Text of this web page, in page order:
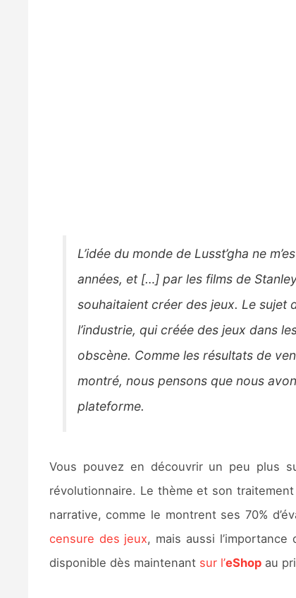
L’idée du monde de Lusst’gha ne
années, et[…]par les films de
souhaitaient créer des jeux. Le sujet
l’industrie, qui créée des jeux dans
obscène. Comme les résultats de
montré, nous pensons que nous
plateforme.
Vous pouvez en découvrir un peu plus
révolutionnaire. Le thème et son
narrative, comme le montrent ses 70%
censure des jeux, mais aussi l’importance
disponible dès maintenantsur l’eShopau